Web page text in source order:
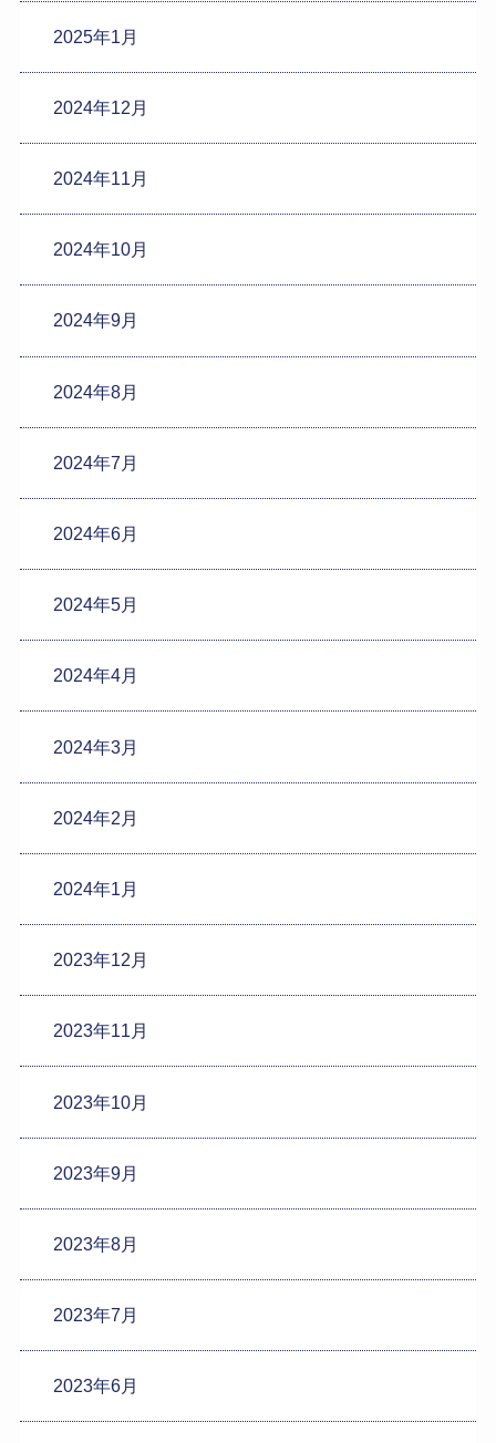
2025年1月
2024年12月
2024年11月
2024年10月
2024年9月
2024年8月
2024年7月
2024年6月
2024年5月
2024年4月
2024年3月
2024年2月
2024年1月
2023年12月
2023年11月
2023年10月
2023年9月
2023年8月
2023年7月
2023年6月